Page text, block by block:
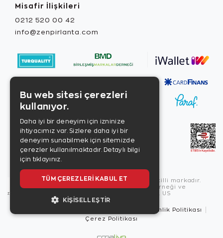
Misafir İlişkileri
0212 520 00 42
info@zenpirlanta.com
Copyright © 2026, Zen Diamond tescilli markadır.
Zen Diamond Birleşmiş Markalar Derneği ve
Turquality Destek Programı üyesidir. US
Güvenlik Politikası
Çerez Politikası
Bu web sitesi çerezleri
kullanıyor.
Daha iyi bir deneyim için izninize
ihtiyacımız var. Sizlere daha iyi bir
deneyim sunabilmek için sitemizde
çerezler kullanılmaktadır. Detaylı bilgi
için tıklayınız.
TÜM ÇEREZLERI KABUL ET
KIŞISELLEŞTIR